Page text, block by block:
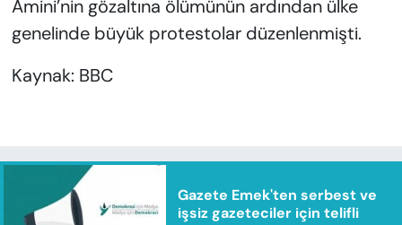
Amini’nin gözaltına ölümünün ardından ülke
genelinde büyük protestolar düzenlenmişti.
Kaynak: BBC
Gazete Emek'ten serbest ve
işsiz gazeteciler için telifli